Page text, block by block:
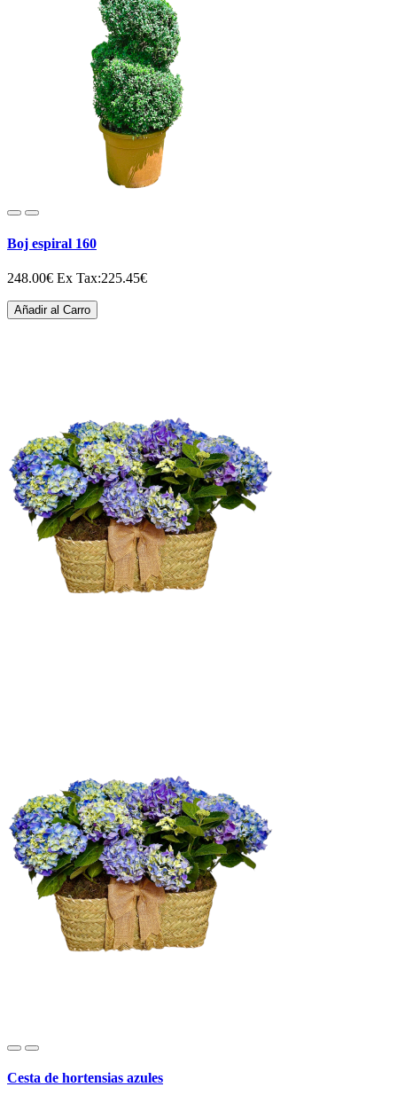
Boj espiral 160
248.00€ Ex Tax:225.45€
Añadir al Carro
Cesta de hortensias azules